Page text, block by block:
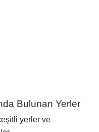
Bulunan Yerler
yerler ve